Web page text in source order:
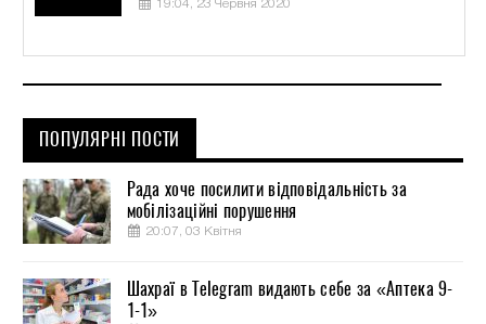
19:04, 23 Червня 2020
ПОПУЛЯРНІ ПОСТИ
Рада хоче посилити відповідальність за
мобілізаційні порушення
20:07, 03 Квітня
Шахраї в Telegram видають себе за «Аптека 9-
1-1»